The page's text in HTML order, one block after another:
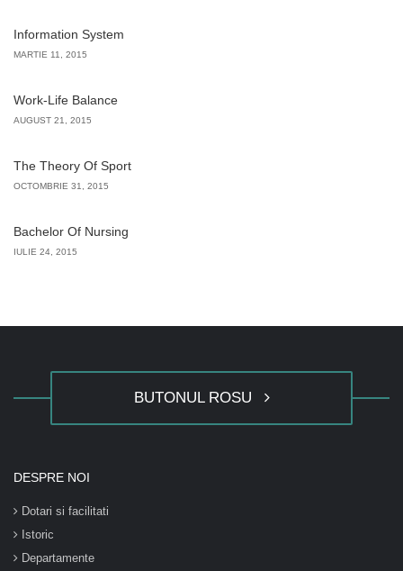
Information System
MARTIE 11, 2015
Work-Life Balance
AUGUST 21, 2015
The Theory Of Sport
OCTOMBRIE 31, 2015
Bachelor Of Nursing
IULIE 24, 2015
BUTONUL ROSU
DESPRE NOI
Dotari si facilitati
Istoric
Departamente